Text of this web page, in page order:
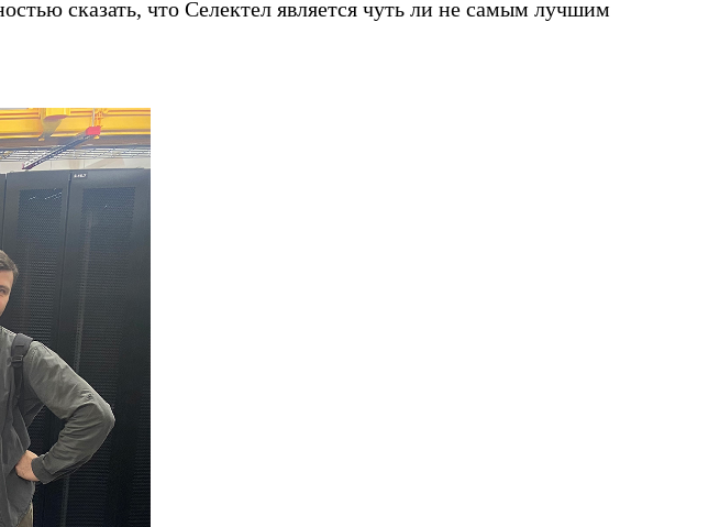
сказать, что Селектел является чуть ли не самым лучшим